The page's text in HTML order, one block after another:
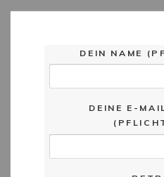
DEIN NAME
DEINE E-